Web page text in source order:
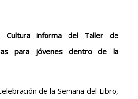
Cultura informa del Taller de
para jóvenes dentro de la
de la Semana del Libro,